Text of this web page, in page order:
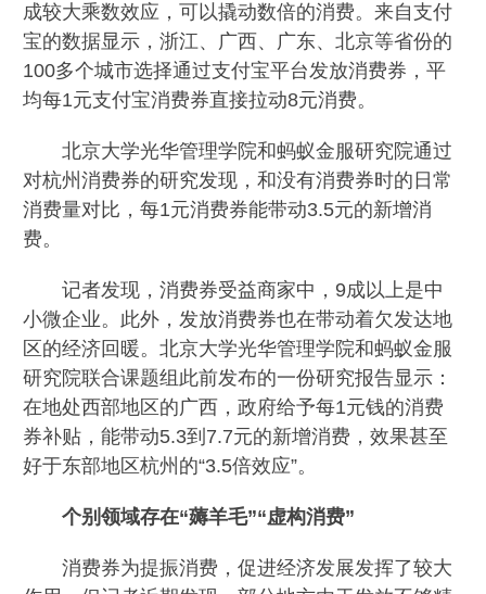
成较大乘数效应，可以撬动数倍的消费。来自支付
宝的数据显示，浙江、广西、广东、北京等省份的
100多个城市选择通过支付宝平台发放消费券，平
均每1元支付宝消费券直接拉动8元消费。
北京大学光华管理学院和蚂蚁金服研究院通过
对杭州消费券的研究发现，和没有消费券时的日常
消费量对比，每1元消费券能带动3.5元的新增消
费。
记者发现，消费券受益商家中，9成以上是中
小微企业。此外，发放消费券也在带动着欠发达地
区的经济回暖。北京大学光华管理学院和蚂蚁金服
研究院联合课题组此前发布的一份研究报告显示：
在地处西部地区的广西，政府给予每1元钱的消费
券补贴，能带动5.3到7.7元的新增消费，效果甚至
好于东部地区杭州的“3.5倍效应”。
个别领域存在“薅羊毛”“虚构消费”
消费券为提振消费，促进经济发展发挥了较大